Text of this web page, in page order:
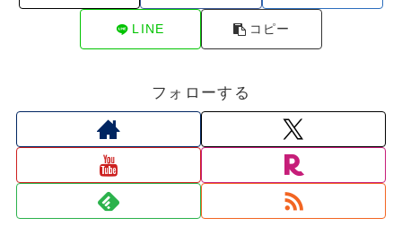
LINE コピー
フォローする